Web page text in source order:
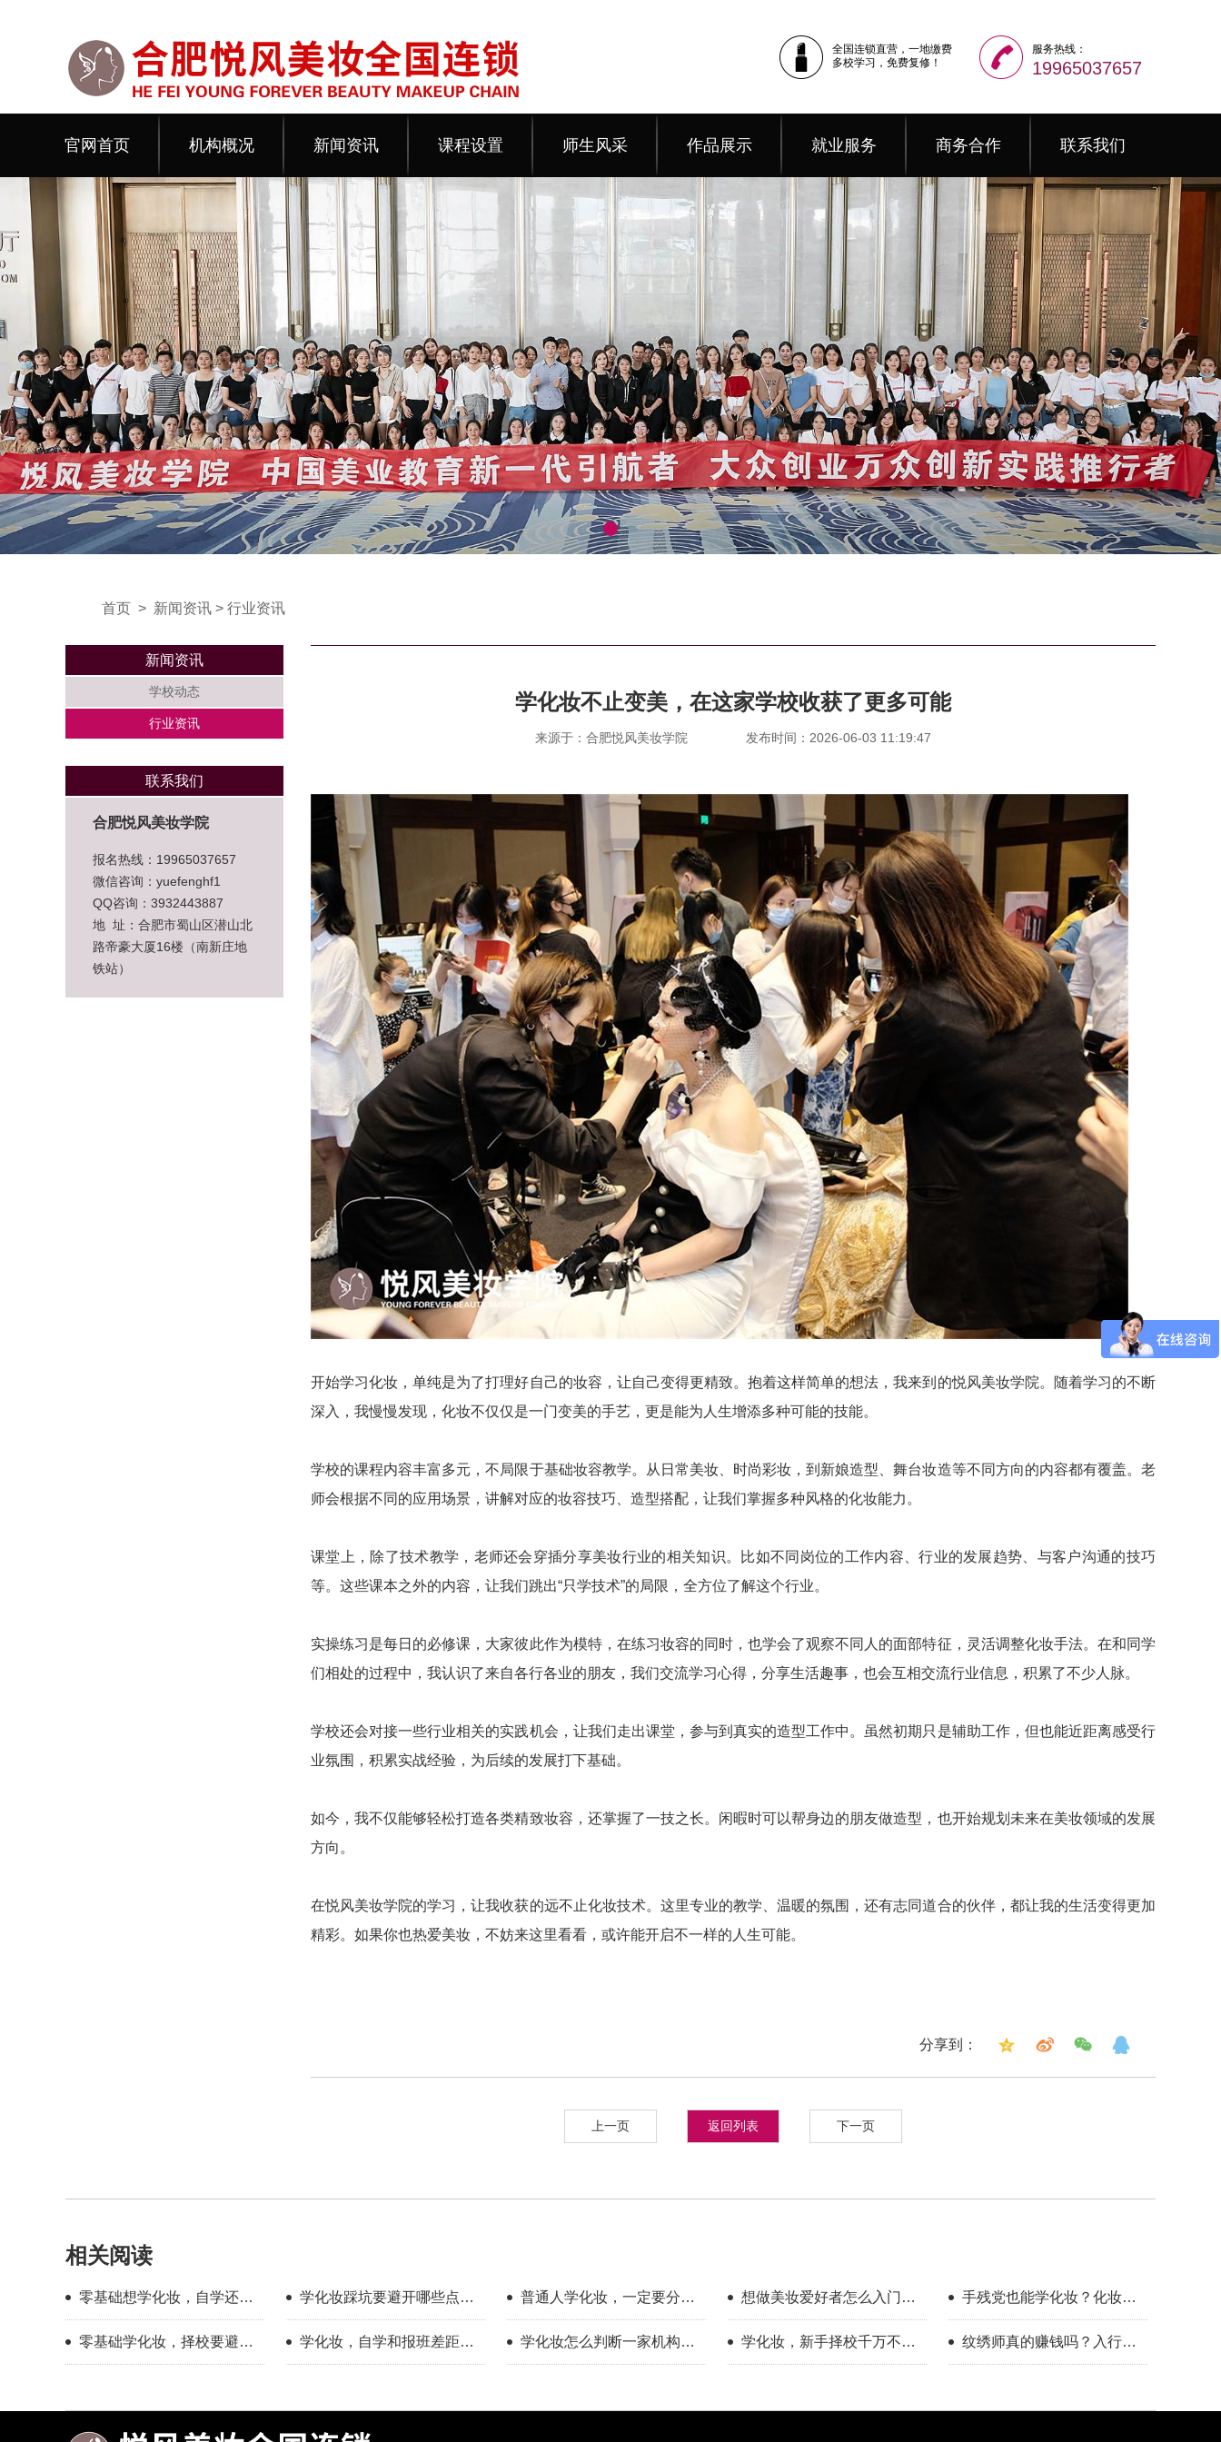
全国连锁直营，一地缴费
多校学习，免费复修！
服务热线：
19965037657
官网首页 机构概况 新闻资讯 课程设置 师生风采 作品展示 就业服务 商务合作 联系我们
首页 > 新闻资讯 > 行业资讯
新闻资讯
学校动态
行业资讯
联系我们
合肥悦风美妆学院
报名热线：19965037657
微信咨询：yuefenghf1
QQ咨询：3932443887
地 址：合肥市蜀山区潜山北
路帝豪大厦16楼（南新庄地
铁站）
学化妆不止变美，在这家学校收获了更多可能
来源于：合肥悦风美妆学院 发布时间：2026-06-03 11:19:47
开始学习化妆，单纯是为了打理好自己的妆容，让自己变得更精致。抱着这样简单的想法，我来到的悦风美妆学院。随着学习的不断
深入，我慢慢发现，化妆不仅仅是一门变美的手艺，更是能为人生增添多种可能的技能。
学校的课程内容丰富多元，不局限于基础妆容教学。从日常美妆、时尚彩妆，到新娘造型、舞台妆造等不同方向的内容都有覆盖。老
师会根据不同的应用场景，讲解对应的妆容技巧、造型搭配，让我们掌握多种风格的化妆能力。
课堂上，除了技术教学，老师还会穿插分享美妆行业的相关知识。比如不同岗位的工作内容、行业的发展趋势、与客户沟通的技巧
等。这些课本之外的内容，让我们跳出“只学技术”的局限，全方位了解这个行业。
实操练习是每日的必修课，大家彼此作为模特，在练习妆容的同时，也学会了观察不同人的面部特征，灵活调整化妆手法。在和同学
们相处的过程中，我认识了来自各行各业的朋友，我们交流学习心得，分享生活趣事，也会互相交流行业信息，积累了不少人脉。
学校还会对接一些行业相关的实践机会，让我们走出课堂，参与到真实的造型工作中。虽然初期只是辅助工作，但也能近距离感受行
业氛围，积累实战经验，为后续的发展打下基础。
如今，我不仅能够轻松打造各类精致妆容，还掌握了一技之长。闲暇时可以帮身边的朋友做造型，也开始规划未来在美妆领域的发展
方向。
在悦风美妆学院的学习，让我收获的远不止化妆技术。这里专业的教学、温暖的氛围，还有志同道合的伙伴，都让我的生活变得更加
精彩。如果你也热爱美妆，不妨来这里看看，或许能开启不一样的人生可能。
分享到：
相关阅读
零基础想学化妆，自学还是
找学校？过来人分享择校心
得
学化妆踩坑要避开哪些点？
新手择校干货分享
普通人学化妆，一定要分清
你的学习目标
想做美妆爱好者怎么入门？
新手入门完整流程指南
手残党也能学化妆？化妆学
校怎么选？
零基础学化妆，择校要避开
哪些误区？
学化妆，自学和报班差距到
底有多大？
学化妆怎么判断一家机构教
学靠不靠谱？
学化妆，新手择校千万不要
只看外表
纹绣师真的赚钱吗？入行半
年的真实感受
上一页 返回列表 下一页